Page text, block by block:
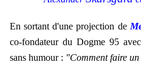
En sortant d'une projection de
co-fondateur du Dogme 95
sans humour : "Comment faire